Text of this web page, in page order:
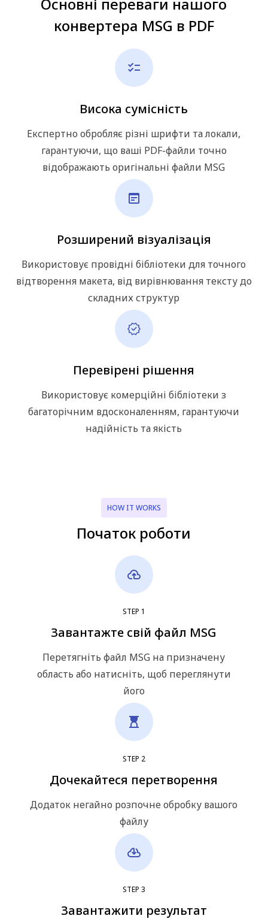
конвертера MSG в PDF
Висока сумісність
Експертно обробляє різні шрифти та локали,
гарантуючи, що ваші PDF-файли точно
відображають оригінальні файли MSG
Розширений візуалізація
Використовує провідні бібліотеки для точного
відтворення макета, від вирівнювання тексту до
складних структур
Перевірені рішення
Використовує комерційні бібліотеки з
багаторічним вдосконаленням, гарантуючи
надійність та якість
HOW IT WORKS
Початок роботи
STEP 1
Завантажте свій файл MSG
Перетягніть файл MSG на призначену
область або натисніть, щоб переглянути
його
STEP 2
Дочекайтеся перетворення
Додаток негайно розпочне обробку вашого
файлу
STEP 3
Завантажити результат